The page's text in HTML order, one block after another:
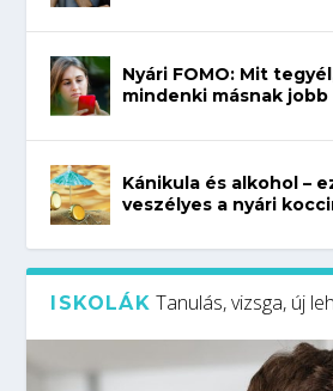
Nyári FOMO: Mit
mindenki másnak jobb
Kánikula és alkohol –
veszélyes a nyári
ISKOLÁK Tanulás, vizsga, új